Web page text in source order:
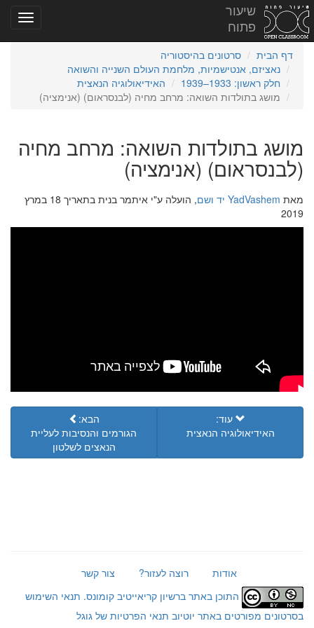
שיעור
פתוח
דף הבית
סרטונים בהיסטוריה
נאציזם, אנטישמיות, מלחמת העולם השנייה והשואה
חלק ראשון: 1933–1939
האידיאולוגיה הנאצית
מושג בתולדות השואה: מרחב מחיה (לבנסראום) (אנימציה)
מושג בתולדות השואה: מרחב מחיה
(לבנסראום) (אנימציה)
מאת YadVashem יד ושם
, הועלה ע"י איתמר בנית בתאריך 18 במרץ
2019
עוד:
האידיאולוגיה הנאצית
הבא:
הגורמים והנסיבות לעליית
הנאצים לשלטון
אודות רוצה לעזור?
צור קשר
התוכן באתר ברשיון קריאייטיב קומונס. תנאי השימוש
בסרטונים מפורטים באתר יוטיוב תנאי הפרטיות של גוגל